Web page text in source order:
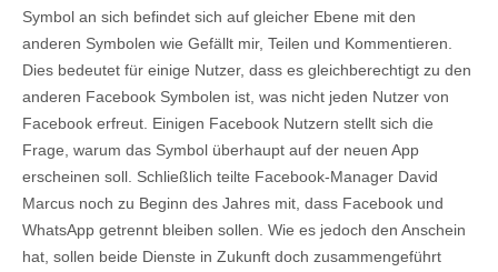
Symbol an sich befindet sich auf gleicher Ebene mit den
anderen Symbolen wie Gefällt mir, Teilen und Kommentieren.
Dies bedeutet für einige Nutzer, dass es gleichberechtigt zu den
anderen Facebook Symbolen ist, was nicht jeden Nutzer von
Facebook erfreut. Einigen Facebook Nutzern stellt sich die
Frage, warum das Symbol überhaupt auf der neuen App
erscheinen soll. Schließlich teilte Facebook-Manager David
Marcus noch zu Beginn des Jahres mit, dass Facebook und
WhatsApp getrennt bleiben sollen. Wie es jedoch den Anschein
hat, sollen beide Dienste in Zukunft doch zusammengeführt